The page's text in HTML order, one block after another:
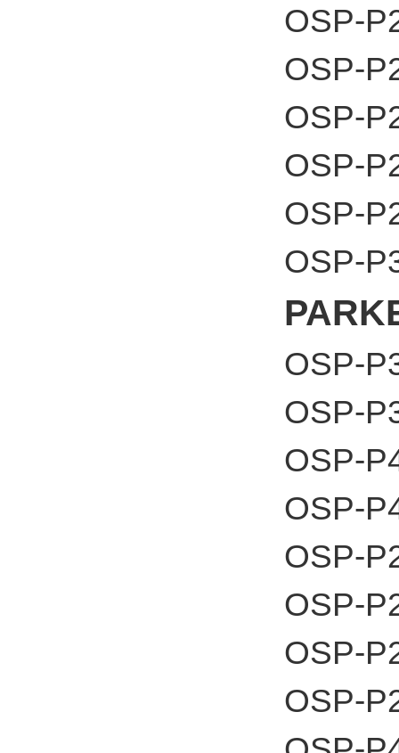
OSP-
OSP-
OSP-
OSP-
OSP-
OSP-
OSP-
OSP-
OSP-
OSP-
OSP-
OSP-
OSP-
OSP-